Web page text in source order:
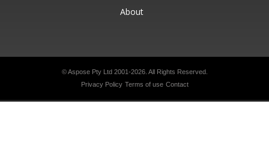
About
© Aspose Pty Ltd 2001-2026. All Rights Reserved.
Privacy Policy Terms of use Contact